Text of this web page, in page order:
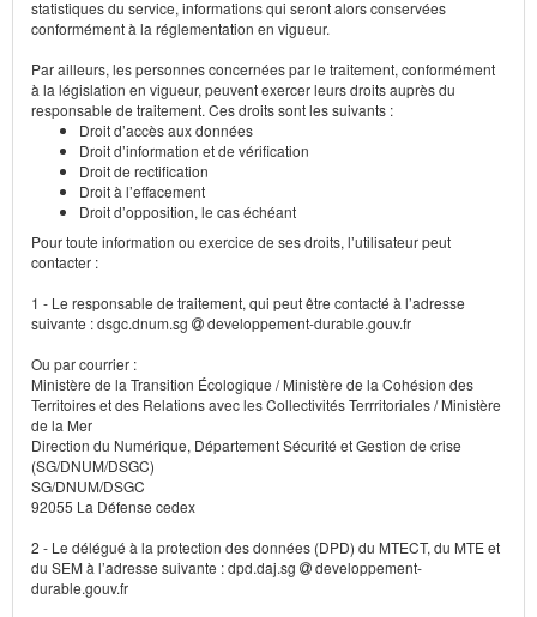
statistiques du service, informations qui seront alors conservées
conformément à la réglementation en vigueur.
Par ailleurs, les personnes concernées par le traitement, conformément
à la législation en vigueur, peuvent exercer leurs droits auprès du
responsable de traitement. Ces droits sont les suivants :
Droit d’accès aux données
Droit d’information et de vérification
Droit de rectification
Droit à l’effacement
Droit d’opposition, le cas échéant
Pour toute information ou exercice de ses droits, l’utilisateur peut
contacter :
1 - Le responsable de traitement, qui peut être contacté à l’adresse
suivante : dsgc.dnum.sg
developpement-durable.gouv.fr
Ou par courrier :
Ministère de la Transition Écologique / Ministère de la Cohésion des
Territoires et des Relations avec les Collectivités Terrritoriales / Ministère
de la Mer
Direction du Numérique, Département Sécurité et Gestion de crise
(SG/DNUM/DSGC)
SG/DNUM/DSGC
92055 La Défense cedex
2 - Le délégué à la protection des données (DPD) du MTECT, du MTE et
du SEM à l’adresse suivante : dpd.daj.sg
developpement-
durable.gouv.fr